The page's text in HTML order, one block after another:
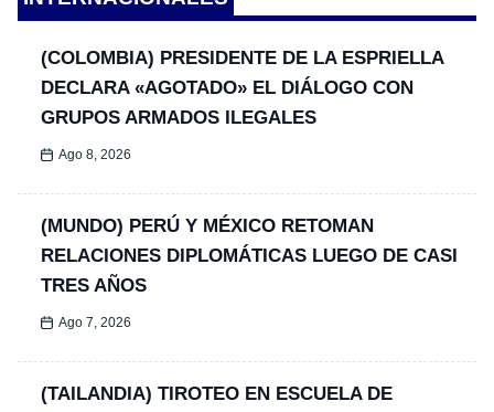
(COLOMBIA) PRESIDENTE DE LA ESPRIELLA
DECLARA «AGOTADO» EL DIÁLOGO CON
GRUPOS ARMADOS ILEGALES
Ago 8, 2026
(MUNDO) PERÚ Y MÉXICO RETOMAN
RELACIONES DIPLOMÁTICAS LUEGO DE CASI
TRES AÑOS
Ago 7, 2026
(TAILANDIA) TIROTEO EN ESCUELA DE